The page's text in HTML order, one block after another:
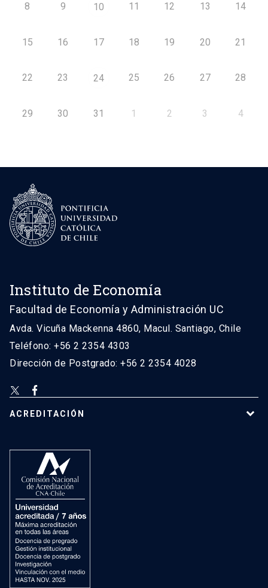
8 9 10 11 12 13 14
15 16 17 18 19 20 21
22 23 24 25 26 27 28
29 30 31 1 2 3 4
Instituto de Economía
Facultad de Economía y Administración UC
Avda. Vicuña Mackenna 4860, Macul. Santiago, Chile
Teléfono: +56 2 2354 4303
Dirección de Postgrado: +56 2 2354 4028
ACREDITACIÓN